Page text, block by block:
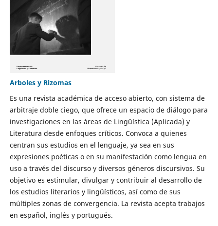
Arboles y Rizomas
Es una revista académica de acceso abierto, con sistema de
arbitraje doble ciego, que ofrece un espacio de diálogo para
investigaciones en las áreas de Lingüística (Aplicada) y
Literatura desde enfoques críticos. Convoca a quienes
centran sus estudios en el lenguaje, ya sea en sus
expresiones poéticas o en su manifestación como lengua en
uso a través del discurso y diversos géneros discursivos. Su
objetivo es estimular, divulgar y contribuir al desarrollo de
los estudios literarios y lingüísticos, así como de sus
múltiples zonas de convergencia. La revista acepta trabajos
en español, inglés y portugués.